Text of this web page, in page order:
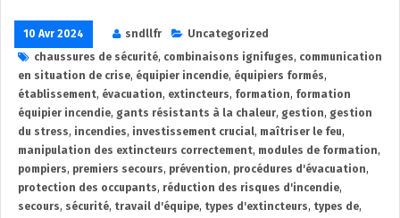
10 Avr 2024 sndllfr
Uncategorized
chaussures de sécurité, combinaisons ignifuges, communication
en situation de crise, équipier incendie, équipiers formés,
établissement, évacuation, extincteurs, formation, formation
équipier incendie, gants résistants à la chaleur, gestion, gestion
du stress, incendies, investissement crucial, maîtriser le feu,
manipulation des extincteurs correctement, modules de formation,
pompiers, premiers secours, prévention, procédures d'évacuation,
protection des occupants, réduction des risques d'incendie,
secours, sécurité, travail d'équipe, types d'extincteurs, types de,